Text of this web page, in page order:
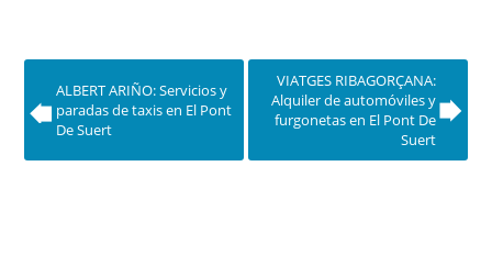
ALBERT ARIÑO: Servicios y
paradas de taxis en El Pont
De Suert
VIATGES RIBAGORÇANA:
Alquiler de automóviles y
furgonetas en El Pont De
Suert